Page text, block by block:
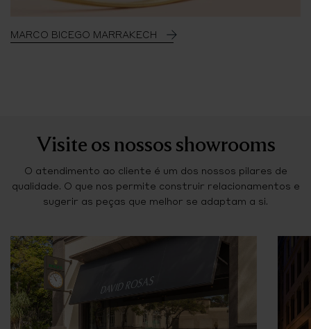
MARCO BICEGO MARRAKECH
Visite os nossos showrooms
O atendimento ao cliente é um dos nossos pilares de
qualidade. O que nos permite construir relacionamentos e
sugerir as peças que melhor se adaptam a si.